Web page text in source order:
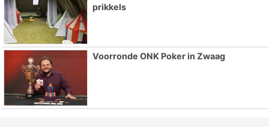
prikkels
Voorronde ONK Poker in Zwaag